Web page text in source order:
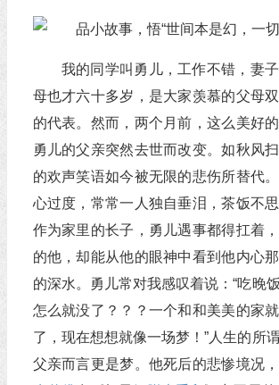
我的同学叫勇儿，工作不错，妻
母也才六十多岁，是大家羡慕的父母
的代表。然而，两个月前，这么美好
勇儿的父亲突然去世而改变。如秋风
的欢声笑语如今被无限的悲伤所替代
心过度，常常一人独自垂泪，茶饭不思
作为家里的长子，勇儿遇事都得扛着
的他，却能从他的眼神中看到他内心
的深水。勇儿常对我感叹着说：“吃晚
怎么就没了？？？一个和和美美的家
了，现在想想就像一场梦！”人生的所
父亲而言更是梦。他死后的悲惨境况